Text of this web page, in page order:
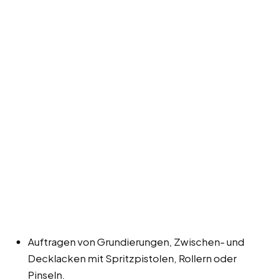
Auftragen von Grundierungen, Zwischen- und
Decklacken mit Spritzpistolen, Rollern oder
Pinseln.